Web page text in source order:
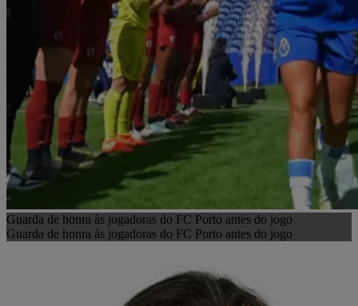
Guarda de honra às jogadoras do FC Porto antes do jogo
Guarda de honra às jogadoras do FC Porto antes do jogo